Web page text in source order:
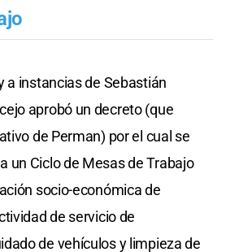
a instancias de Sebastián
aprobó un decreto (que
de Perman) por el cual se
un Ciclo de Mesas de Trabajo
socio-económica de
de servicio de
de vehículos y limpieza de